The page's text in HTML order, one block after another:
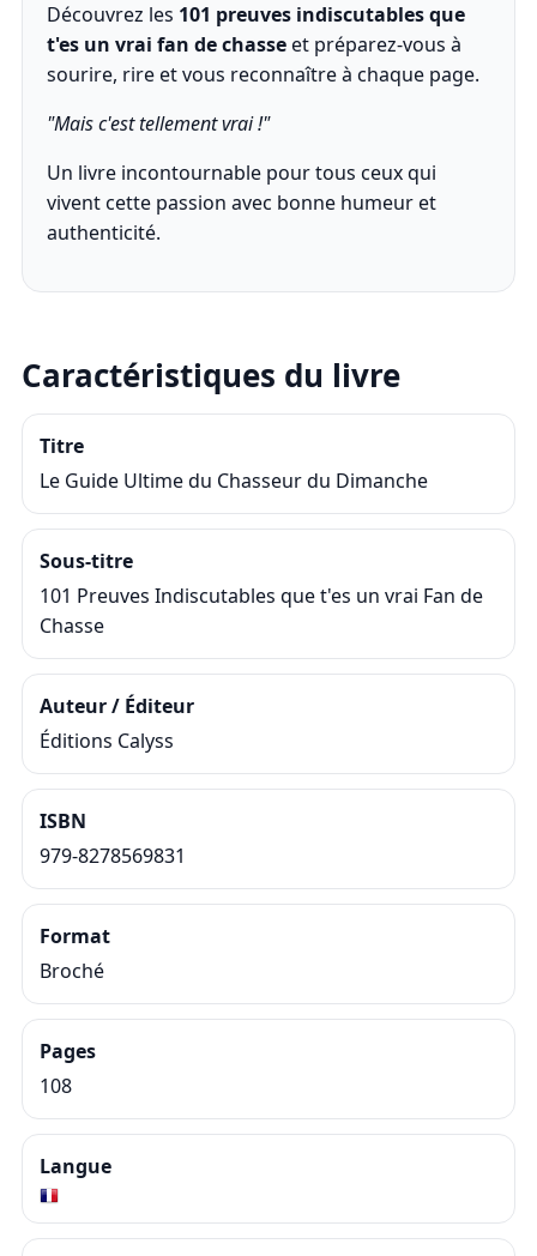
Découvrez les 101 preuves indiscutables que
t'es un vrai fan de chasseet préparez-vous à
sourire, rire et vous reconnaître à chaque page.
"Mais c'est tellement vrai !"
Un livre incontournable pour tous ceux qui
vivent cette passion avec bonne humeur et
authenticité.
Caractéristiques du livre
Titre
Le Guide Ultime du Chasseur du Dimanche
Sous-titre
101 Preuves Indiscutables que t'es un vrai Fan de
Chasse
Auteur / Éditeur
Éditions Calyss
ISBN
979-8278569831
Format
Broché
Pages
108
Langue